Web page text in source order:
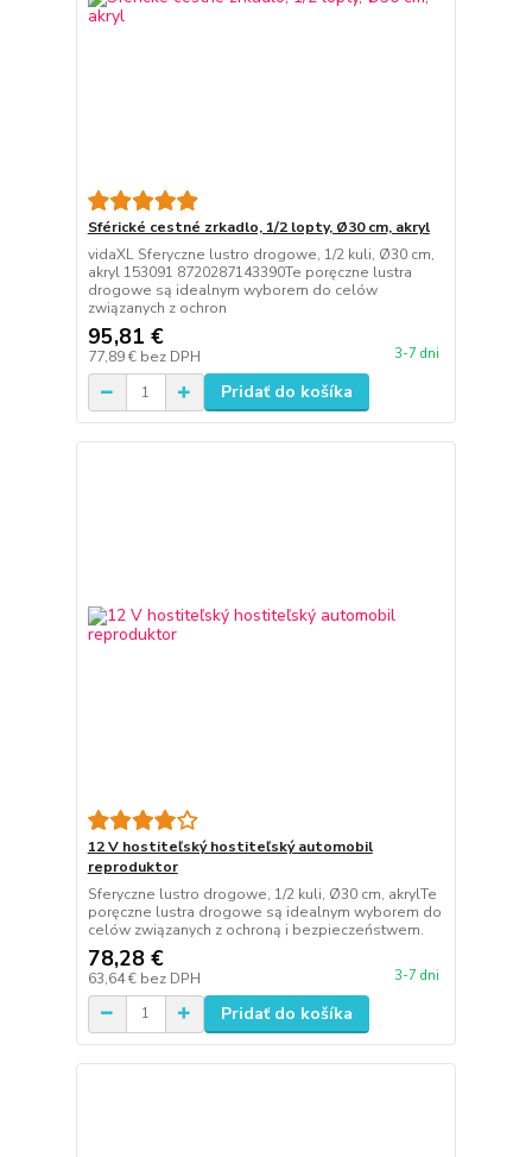
Sférické cestné zrkadlo, 1/2 lopty, Ø30 cm, akryl
vidaXL Sferyczne lustro drogowe, 1/2 kuli, Ø30 cm,
akryl 153091 8720287143390Te poręczne lustra
drogowe są idealnym wyborem do celów
związanych z ochron
95,81 €
77,89 € bez DPH 3-7 dni
Pridať do košíka
12 V hostiteľský hostiteľský automobil
reproduktor
Sferyczne lustro drogowe, 1/2 kuli, Ø30 cm, akrylTe
poręczne lustra drogowe są idealnym wyborem do
celów związanych z ochroną i bezpieczeństwem.
78,28 €
63,64 € bez DPH 3-7 dni
Pridať do košíka